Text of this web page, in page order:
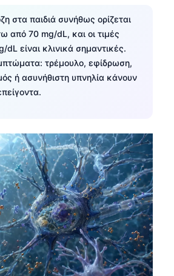
στα παιδιά συνήθως ορίζεται
από 70 mg/dL, και οι τιμές
είναι κλινικά σημαντικές.
τρέμουλο, εφίδρωση,
ή ασυνήθιστη υπνηλία κάνουν